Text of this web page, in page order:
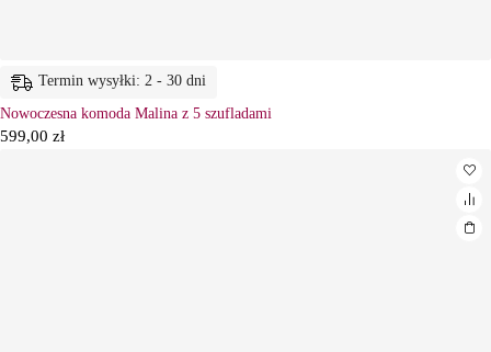
Termin wysyłki: 2 - 30 dni
Nowoczesna komoda Malina z 5 szufladami
599,00 zł